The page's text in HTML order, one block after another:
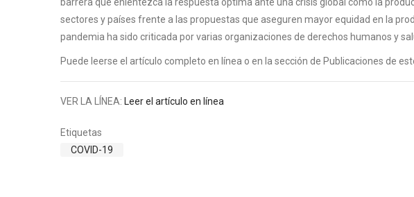
sectores y países frente a las propuestas que aseguren mayor equidad en la
pandemia ha sido criticada por varias organizaciones de derechos humanos y
Puede leerse el artículo completo en línea o en la sección de Publicaciones de
VER LA LÍNEA: Leer el artículo en línea
Etiquetas
COVID-19